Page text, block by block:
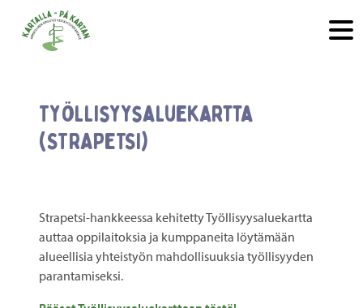
Hyppää sisältöön
Työllisyysaluekartta
(STRAPETSI)
Strapetsi-hankkeessa kehitetty Työllisyysaluekartta
auttaa oppilaitoksia ja kumppaneita löytämään
alueellisia yhteistyön mahdollisuuksia työllisyyden
parantamiseksi.